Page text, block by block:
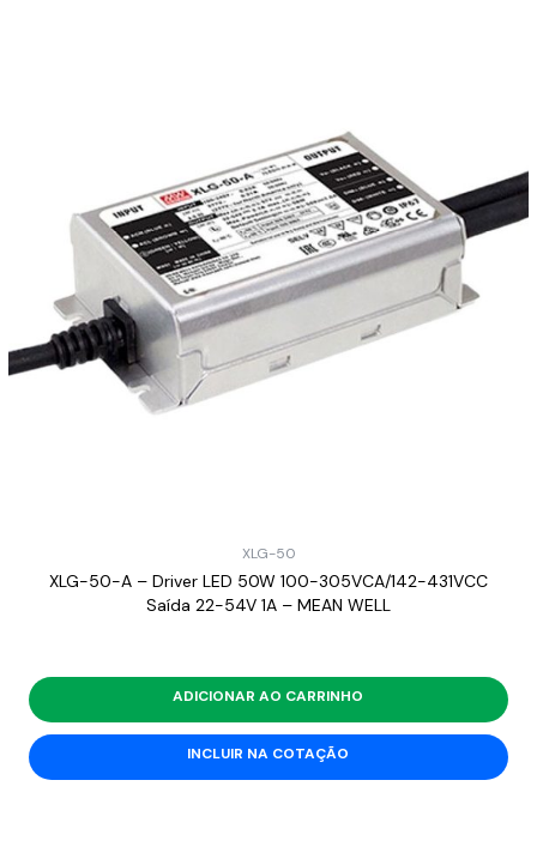
XLG-50
XLG-50-A – Driver LED 50W 100-305VCA/142-431VCC
Saída 22-54V 1A – MEAN WELL
ADICIONAR AO CARRINHO
INCLUIR NA COTAÇÃO